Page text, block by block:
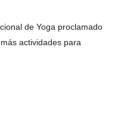
de Yoga proclamado
actividades para